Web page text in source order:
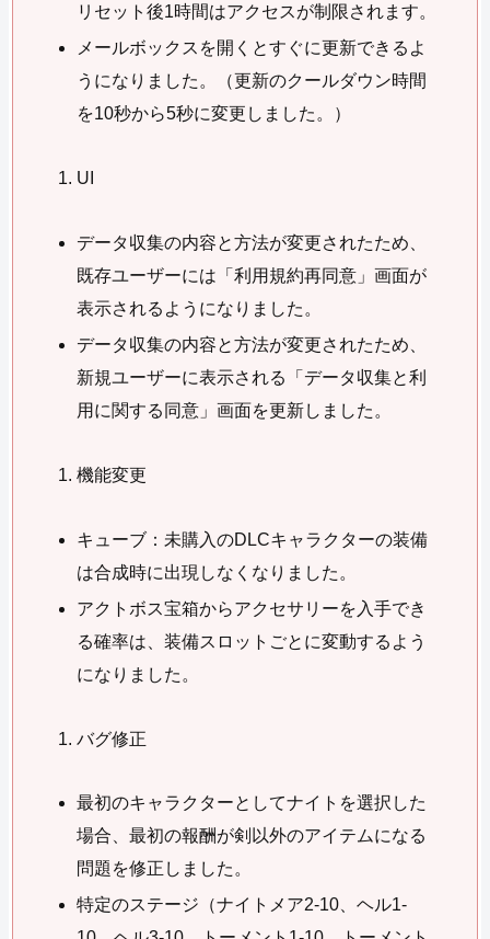
リセット後1時間はアクセスが制限されます。
メールボックスを開くとすぐに更新できるよ
うになりました。（更新のクールダウン時間
を10秒から5秒に変更しました。）
UI
データ収集の内容と方法が変更されたため、
既存ユーザーには「利用規約再同意」画面が
表示されるようになりました。
データ収集の内容と方法が変更されたため、
新規ユーザーに表示される「データ収集と利
用に関する同意」画面を更新しました。
機能変更
キューブ：未購入のDLCキャラクターの装備
は合成時に出現しなくなりました。
アクトボス宝箱からアクセサリーを入手でき
る確率は、装備スロットごとに変動するよう
になりました。
バグ修正
最初のキャラクターとしてナイトを選択した
場合、最初の報酬が剣以外のアイテムになる
問題を修正しました。
特定のステージ（ナイトメア2-10、ヘル1-